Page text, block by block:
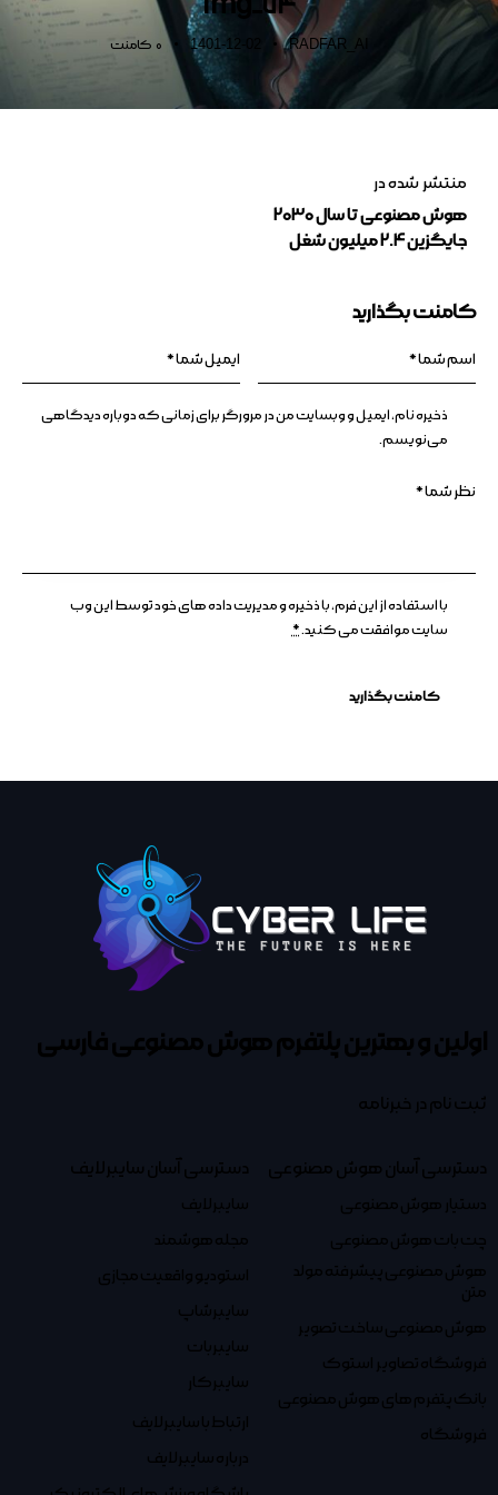
RADFAR_AI
1401-12-02
0 کامنت
منتشر شده در
هوش مصنوعی تا سال 2030
جایگزین 2.4 میلیون شغل
کامنت بگذارید
ذخیره نام، ایمیل و وبسایت من در مرورگر برای زمانی که دوباره دیدگاهی
می‌نویسم.
با استفاده از این فرم، با ذخیره و مدیریت داده های خود توسط این وب
سایت موافقت می کنید.*
اولین و بهترین پلتفرمهوش مصنوعی فارسی
ثبت نام در خبرنامه
دسترسی آسان هوش مصنوعی
دستیار هوش مصنوعی
چت بات هوش مصنوعی
هوش مصنوعی پیشرفته مولد
متن
هوش مصنوعی ساخت تصویر
فروشگاه تصاویر استوک
بانک پتفرم های هوش مصنوعی
فروشگاه
دسترسی آسان سایبرلایف
سایبرلایف
مجله هوشمند
استودیو واقعیت مجازی
سایبرشاپ
سایبربات
سایبرکار
ارتباط با سایبرلایف
درباره سایبرلایف